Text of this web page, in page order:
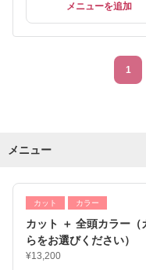
メニューを追加
1
メニュー
カット カラー
カット ＋ 全頭カラー（
らをお選びください）
¥13,200